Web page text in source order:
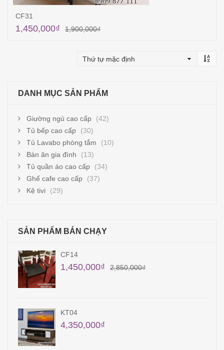
CF31
1,900,000₫
1,450,000₫
DANH MỤC SẢN PHẨM
Giường ngủ cao cấp
(42)
Tủ bếp cao cấp
(30)
Tủ Lavabo phòng tắm
(10)
Bàn ăn gia đình
(13)
Tủ quần áo cao cấp
(34)
Ghế cafe cao cấp
(37)
Kệ tivi
(29)
SẢN PHẨM BÁN CHẠY
TB14
41,850,000
40,850,000₫
KT18
11,500,000